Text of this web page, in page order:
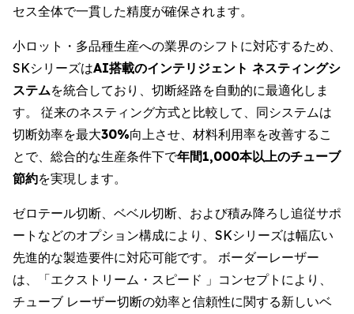
セス全体で一貫した精度が確保されます。
小ロット・多品種生産への業界のシフトに対応するため、
SKシリーズはAI搭載のインテリジェント ネスティングシ
ステムを統合しており、切断経路を自動的に最適化しま
す。 従来のネスティング方式と比較して、同システムは
切断効率を最大30%向上させ、材料利用率を改善するこ
とで、総合的な生産条件下で年間1,000本以上のチューブ
節約を実現します。
ゼロテール切断、ベベル切断、および積み降ろし追従サポ
ートなどのオプション構成により、SKシリーズは幅広い
先進的な製造要件に対応可能です。 ボーダーレーザー
は、「エクストリーム・スピード 」コンセプトにより、
チューブ レーザー切断の効率と信頼性に関する新しいベ